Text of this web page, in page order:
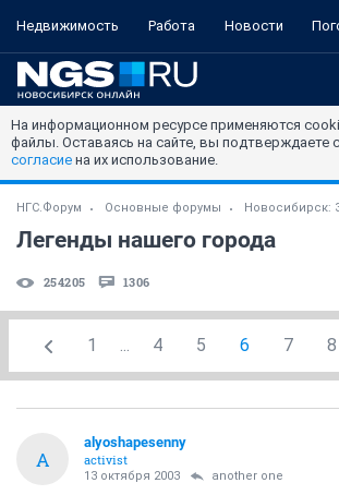
Недвижимость Работа Новости
На информационном ресурсе применяются
файлы. Оставаясь на сайте, вы подтверждаете
согласие на их использование.
НГС.Форум Основные форумы Новосибирск:
Легенды нашего города
254205 1306
1 ... 4 5 6 7 8
A
alyoshapesenny
activist
13 октября 2003 another one